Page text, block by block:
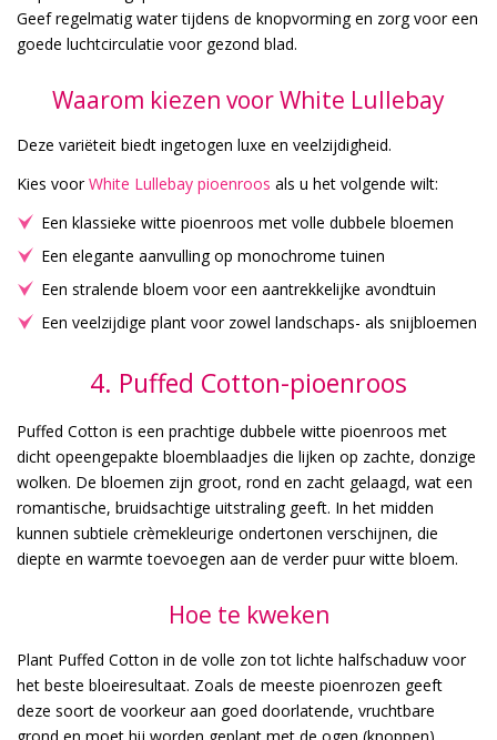
Geef regelmatig water tijdens de knopvorming en zorg voor een
goede luchtcirculatie voor gezond blad.
Waarom kiezen voor White Lullebay
Deze variëteit biedt ingetogen luxe en veelzijdigheid.
Kies voorWhite Lullebay pioenroos als u het volgende wilt:
Een klassieke witte pioenroos met volle dubbele bloemen
Een elegante aanvulling op monochrome tuinen
Een stralende bloem voor een aantrekkelijke avondtuin
Een veelzijdige plant voor zowel landschaps- als snijbloemen
4. Puffed Cotton-pioenroos
Puffed Cotton is een prachtige dubbele witte pioenroos met
dicht opeengepakte bloemblaadjes die lijken op zachte, donzige
wolken. De bloemen zijn groot, rond en zacht gelaagd, wat een
romantische, bruidsachtige uitstraling geeft. In het midden
kunnen subtiele crèmekleurige ondertonen verschijnen, die
diepte en warmte toevoegen aan de verder puur witte bloem.
Hoe te kweken
Plant Puffed Cotton in de volle zon tot lichte halfschaduw voor
het beste bloeiresultaat. Zoals de meeste pioenrozen geeft
deze soort de voorkeur aan goed doorlatende, vruchtbare
grond en moet hij worden geplant met de ogen (knoppen)